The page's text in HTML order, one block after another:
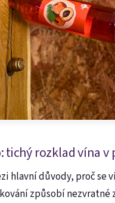
tichý rozklad vína
hlavní důvody, proč se
způsobí